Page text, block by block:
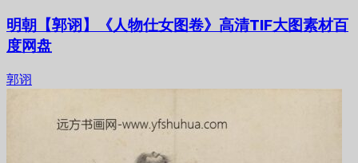
明朝【郭诩】《人物仕女图卷》高清TIF大图素材百
度网盘
郭诩